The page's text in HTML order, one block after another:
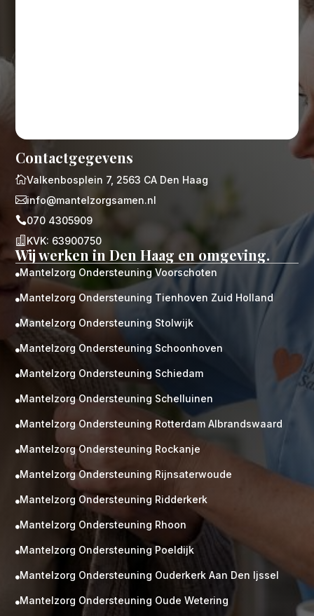
Contactgegevens
Valkenbosplein 7, 2563 CA Den Haag
info@mantelzorgsamen.nl
070 4305909
 KVK: 63900750
Wij werken in Den Haag en omgeving.
Mantelzorg Ondersteuning Voorschoten
Mantelzorg Ondersteuning Tienhoven Zuid Holland
Mantelzorg Ondersteuning Stolwijk
Mantelzorg Ondersteuning Schoonhoven
Mantelzorg Ondersteuning Schiedam
Mantelzorg Ondersteuning Schelluinen
Mantelzorg Ondersteuning Rotterdam Albrandswaard
Mantelzorg Ondersteuning Rockanje
Mantelzorg Ondersteuning Rijnsaterwoude
Mantelzorg Ondersteuning Ridderkerk
Mantelzorg Ondersteuning Rhoon
Mantelzorg Ondersteuning Poeldijk
Mantelzorg Ondersteuning Ouderkerk Aan Den Ijssel
Mantelzorg Ondersteuning Oude Wetering